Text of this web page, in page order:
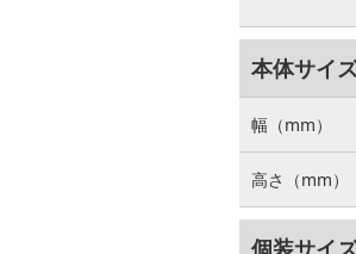
本体サイ
幅（mm）
高さ（mm）
個装サイ